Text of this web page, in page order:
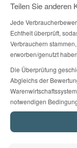
11 - rosa
15 - lichtblau
56 - dunkelblau matt
Firma
Telefon
Teilen Sie anderen
Jede
Echtheit überprüft,
Verbrauchern
erworben/genutzt
Die Überprüfung
Abgleichs der
notwendigen